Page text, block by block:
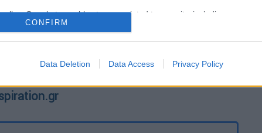
allow Google to enable storage related to security, including
functionality and fraud prevention, and other user protection.
CONFIRM
Data Deletion Data Access Privacy Policy